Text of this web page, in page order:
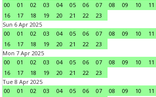
00
01 02 03 04 05 06 07 08 09 10 11
16
17 18 19 20 21 22
23
Sun 6 Apr 2025
00
01 02 03 04 05 06 07 08 09 10 11
16
17 18 19 20 21 22
23
Mon 7 Apr 2025
00
01 02 03 04 05 06 07 08 09 10 11
16
17 18 19 20 21 22
23
Tue 8 Apr 2025
00
01 02 03 04 05 06 07 08 09 10 11